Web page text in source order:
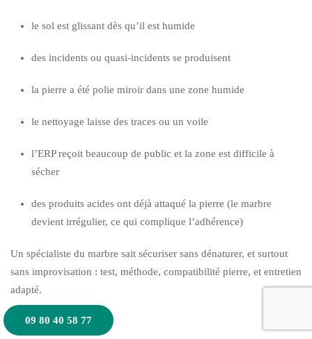
le sol est glissant dès qu’il est humide
des incidents ou quasi-incidents se produisent
la pierre a été polie miroir dans une zone humide
le nettoyage laisse des traces ou un voile
l’ERP reçoit beaucoup de public et la zone est difficile à
sécher
des produits acides ont déjà attaqué la pierre (le marbre
devient irrégulier, ce qui complique l’adhérence)
Un spécialiste du marbre sait sécuriser sans dénaturer, et surtout
sans improvisation : test, méthode, compatibilité pierre, et entretien
adapté.
09 80 40 58 77